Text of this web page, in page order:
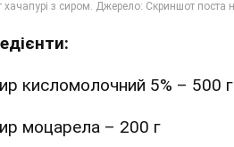
кисломолочний 5% – 500 г
моцарела – 200 г